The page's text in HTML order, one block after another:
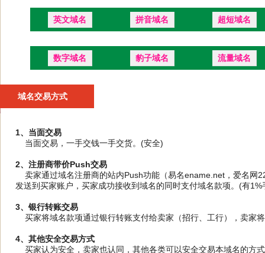
英文域名 拼音域名 超短域名
数字域名 豹子域名 流量域名
域名交易方式
1、当面交易
当面交易，一手交钱一手交货。(安全)
2、注册商带价Push交易
卖家通过域名注册商的站内Push功能（易名ename.net，爱名网
发送到买家账户，买家成功接收到域名的同时支付域名款项。(有
3、银行转账交易
买家将域名款项通过银行转账支付给卖家（招行、工行），卖家
4、其他安全交易方式
买家认为安全，卖家也认同，其他各类可以安全交易本域名的方